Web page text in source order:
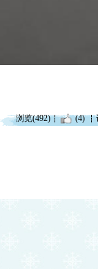
浏览(492) (4)